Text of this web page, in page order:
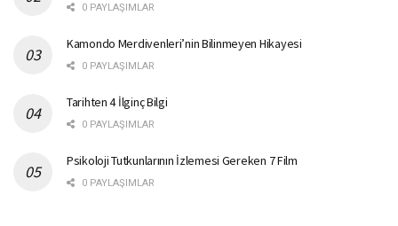
0 PAYLAŞIMLAR
Kamondo Merdivenleri’nin Bilinmeyen Hikayesi
0 PAYLAŞIMLAR
Tarihten 4 İlginç Bilgi
0 PAYLAŞIMLAR
Psikoloji Tutkunlarının İzlemesi Gereken 7 Film
0 PAYLAŞIMLAR